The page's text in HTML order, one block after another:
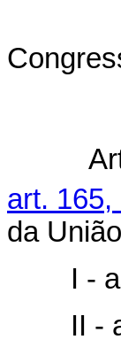
O
Art.
art. 165,
da
I - as
II - a